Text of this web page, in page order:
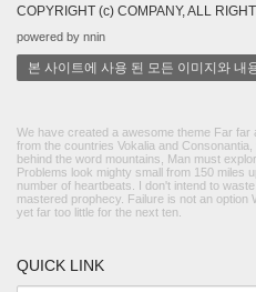
COPYRIGHT (c) COMPANY, ALL
powered by nnin
본 사이트에 사용 된 모든 이미지와 내
We have created a awesome theme Far far
from the countries Vokalia and
behind the word mountains, Man must
Problems look mighty small from 150 miles
number of heartbeats. I don't intend to
mastered prophecy. Failure is not an
yet far too little for the next ten.
QUICK LINK